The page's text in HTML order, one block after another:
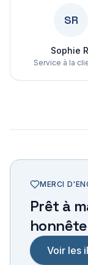
SR
Sophie
Service à la
MERCI
Prêt à
Voir les